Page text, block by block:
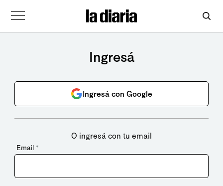
Ingresá
Ingresá con Google
O ingresá con tu email
Email *